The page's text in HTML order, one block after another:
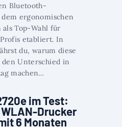
Bluetooth-
ergonomischen
als Top-Wahl für
etabliert. In
du, warum diese
Unterschied in
machen…
im Test:
Drucker
6 Monaten